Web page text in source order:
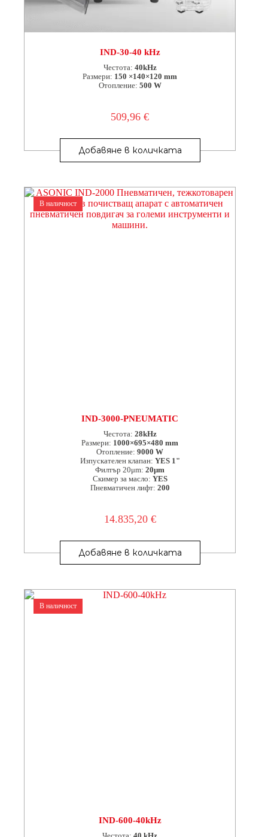
IND-30-40 kHz
Честота: 40kHz
Размери: 150 ×140×120 mm
Отопление: 500 W
509,96€
Добавяне в количката
В наличност
IND-3000-PNEUMATIC
Честота: 28kHz
Размери: 1000×695×480 mm
Отопление: 9000 W
Изпускателен клапан: YES 1"
Филтър 20μm: 20μm
Скимер за масло: YES
Пневматичен лифт: 200
14.835,20 €
Добавяне в количката
В наличност
IND-600-40kHz